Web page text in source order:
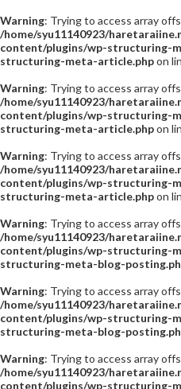
Warning: Trying to access array
/home/syu11140923/
content/plugins/wp-structuring-
structuring-meta-article.phpon
Warning: Trying to access array
/home/syu11140923/
content/plugins/wp-structuring-
structuring-meta-article.phpon
Warning: Trying to access array
/home/syu11140923/
content/plugins/wp-structuring-
structuring-meta-article.phpon
Warning: Trying to access array
/home/syu11140923/
content/plugins/wp-structuring-
structuring-meta-blog-
Warning: Trying to access array
/home/syu11140923/
content/plugins/wp-structuring-
structuring-meta-blog-
Warning: Trying to access array
/home/syu11140923/
content/plugins/wp-structuring-